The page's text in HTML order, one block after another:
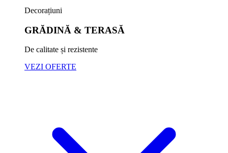
Decorațiuni
GRĂDINĂ & TERASĂ
De calitate și rezistente
VEZI OFERTE